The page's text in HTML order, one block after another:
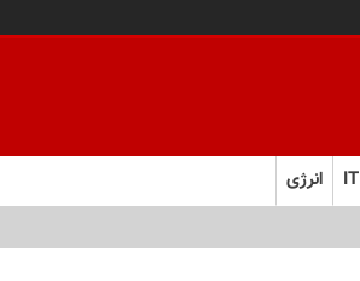
IT انرژی